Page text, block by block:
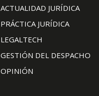
ACTUALIDAD JURÍDICA
PRÁCTICA JURÍDICA
LEGALTECH
GESTIÓN DEL DESPACHO
OPINIÓN